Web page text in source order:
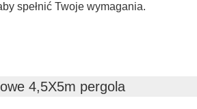
spełnić Twoje wymagania.
4,5X5m pergola